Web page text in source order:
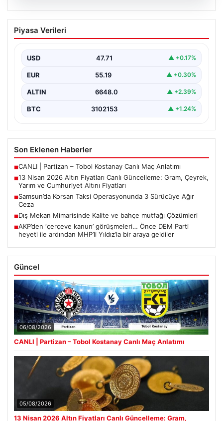
13 Nisan 2026 Altın Fiyatları Canlı
Güncelleme: Gram, Çeyrek, Yarım ve
Altın piyasalarda hafta başında tansiyon yükseldi. ABD
beklenen…
Piyasa Verileri
USD 47.71 ▲ +0.17%
EUR 55.19 ▲ +0.30%
ALTIN 6648.0 ▲ +2.39%
BTC 3102153 ▲ +1.24%
Son Eklenen Haberler
■CANLI | Partizan – Tobol Kostanay Canlı Maç Anlatımı
■13 Nisan 2026 Altın Fiyatları Canlı Güncelleme: Gram, Çeyrek,
Yarım ve Cumhuriyet Altını Fiyatları
■Samsun’da Korsan Taksi Operasyonunda 3 Sürücüye Ağır
Ceza
■Dış Mekan Mimarisinde Kalite ve bahçe mutfağı Çözümleri
■AKP’den ‘çerçeve kanun’ görüşmeleri… Önce DEM Parti
heyeti ile ardından MHP’li Yıldız’la bir araya geldiler
Güncel
06/08/2026
CANLI | Partizan – Tobol Kostanay Canlı Maç Anlatımı
05/08/2026
13 Nisan 2026 Altın Fiyatları Canlı Güncelleme: Gram,